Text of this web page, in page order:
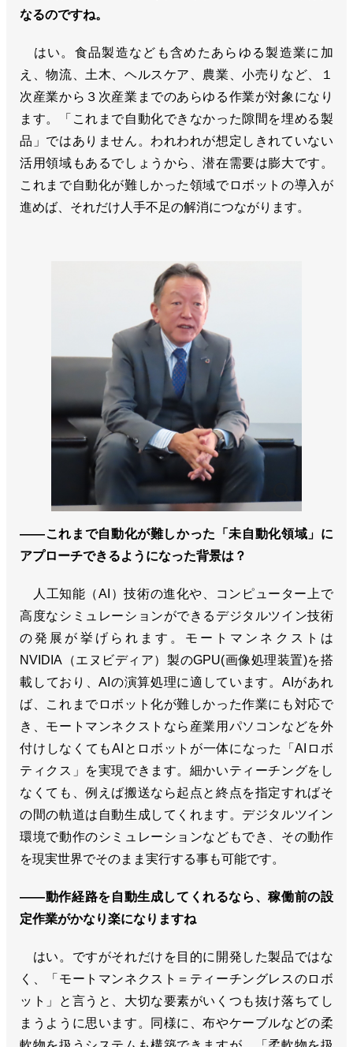
なるのですね。
はい。食品製造なども含めたあらゆる製造業に加
え、物流、土木、ヘルスケア、農業、小売りなど、１
次産業から３次産業までのあらゆる作業が対象になり
ます。「これまで自動化できなかった隙間を埋める製
品」ではありません。われわれが想定しきれていない
活用領域もあるでしょうから、潜在需要は膨大です。
これまで自動化が難しかった領域でロボットの導入が
進めば、それだけ人手不足の解消につながります。
――これまで自動化が難しかった「未自動化領域」に
アプローチできるようになった背景は？
人工知能（AI）技術の進化や、コンピューター上で
高度なシミュレーションができるデジタルツイン技術
の発展が挙げられます。モートマンネクストは
NVIDIA（エヌビディア）製のGPU(画像処理装置)を搭
載しており、AIの演算処理に適しています。AIがあれ
ば、これまでロボット化が難しかった作業にも対応で
き、モートマンネクストなら産業用パソコンなどを外
付けしなくてもAIとロボットが一体になった「AIロボ
ティクス」を実現できます。細かいティーチングをし
なくても、例えば搬送なら起点と終点を指定すればそ
の間の軌道は自動生成してくれます。デジタルツイン
環境で動作のシミュレーションなどもでき、その動作
を現実世界でそのまま実行する事も可能です。
――動作経路を自動生成してくれるなら、稼働前の設
定作業がかなり楽になりますね
はい。ですがそれだけを目的に開発した製品ではな
く、「モートマンネクスト＝ティーチングレスのロボ
ット」と言うと、大切な要素がいくつも抜け落ちてし
まうように思います。同様に、布やケーブルなどの柔